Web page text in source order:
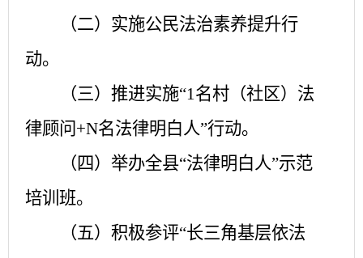
（二）实施公民法治素养提升行
动。
（三）推进实施“1名村（社区）法
律顾问+N名法律明白人”行动。
（四）举办全县“法律明白人”示范
培训班。
（五）积极参评“长三角基层依法